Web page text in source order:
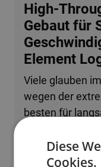
High-
Gebaut für
Element
Viele glauben
wegen der
besten für
oder kleine
dass das
zehntausend
Diese
Cookies.